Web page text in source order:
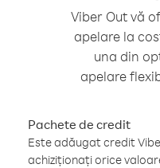
Viber Out vă
apelare la
una din
apelare
Pachete de credit
Este adăugat credit
achiziționați orice